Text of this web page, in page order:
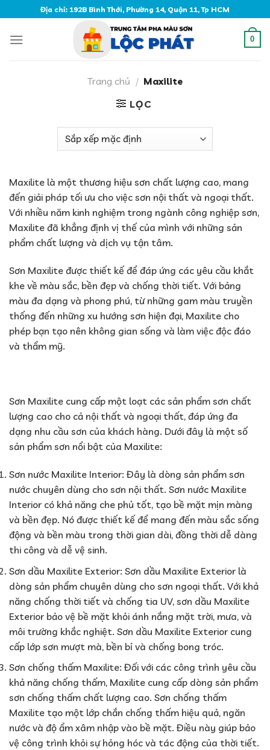
to
content
Địa chỉ: 192B Bình Thới, Phường 14, Quận 11, Tp HCM
0
Trang chủ / Maxilite
LỌC
Maxilite là một thương hiệu sơn chất lượng cao, mang
đến giải pháp tối ưu cho việc sơn nội thất và ngoại thất.
Với nhiều năm kinh nghiệm trong ngành công nghiệp sơn,
Maxilite đã khẳng định vị thế của mình với những sản
phẩm chất lượng và dịch vụ tận tâm.
Sơn Maxilite được thiết kế để đáp ứng các yêu cầu khắt
khe về màu sắc, bền đẹp và chống thời tiết. Với bảng
màu đa dạng và phong phú, từ những gam màu truyền
thống đến những xu hướng sơn hiện đại, Maxilite cho
phép bạn tạo nên không gian sống và làm việc độc đáo
và thẩm mỹ.
Sơn Maxilite cung cấp một loạt các sản phẩm sơn chất
lượng cao cho cả nội thất và ngoại thất, đáp ứng đa
dạng nhu cầu sơn của khách hàng. Dưới đây là một số
sản phẩm sơn nổi bật của Maxilite:
Sơn nước Maxilite Interior: Đây là dòng sản phẩm sơn
nước chuyên dùng cho sơn nội thất. Sơn nước Maxilite
Interior có khả năng che phủ tốt, tạo bề mặt mịn màng
và bền đẹp. Nó được thiết kế để mang đến màu sắc sống
động và bền màu trong thời gian dài, đồng thời dễ dàng
thi công và dễ vệ sinh.
Sơn dầu Maxilite Exterior: Sơn dầu Maxilite Exterior là
dòng sản phẩm chuyên dùng cho sơn ngoại thất. Với khả
năng chống thời tiết và chống tia UV, sơn dầu Maxilite
Exterior bảo vệ bề mặt khỏi ánh nắng mặt trời, mưa, và
môi trường khắc nghiệt. Sơn dầu Maxilite Exterior cung
cấp lớp sơn mượt mà, bền bỉ và chống bong tróc.
Sơn chống thấm Maxilite: Đối với các công trình yêu cầu
khả năng chống thấm, Maxilite cung cấp dòng sản phẩm
sơn chống thấm chất lượng cao. Sơn chống thấm
Maxilite tạo một lớp chắn chống thấm hiệu quả, ngăn
nước và độ ẩm xâm nhập vào bề mặt. Điều này giúp bảo
vệ công trình khỏi sự hỏng hóc và tác động của thời tiết.